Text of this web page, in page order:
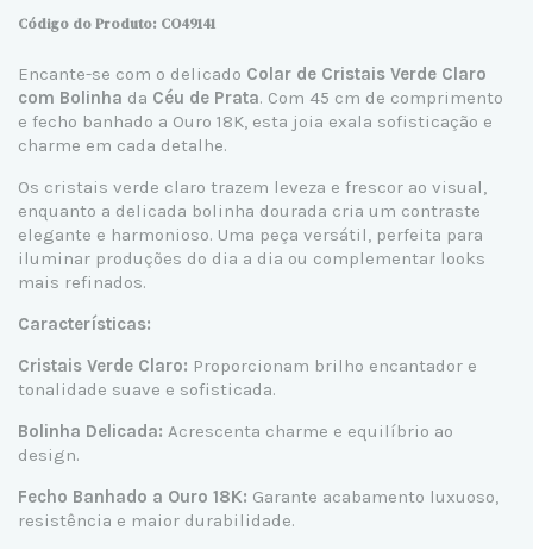
Código do Produto: CO49141
Encante-se com o delicado Colar de Cristais Verde Claro
com Bolinha da Céu de Prata. Com 45 cm de comprimento
e fecho banhado a Ouro 18K, esta joia exala sofisticação e
charme em cada detalhe.
Os cristais verde claro trazem leveza e frescor ao visual,
enquanto a delicada bolinha dourada cria um contraste
elegante e harmonioso. Uma peça versátil, perfeita para
iluminar produções do dia a dia ou complementar looks
mais refinados.
Características:
Cristais Verde Claro: Proporcionam brilho encantador e
tonalidade suave e sofisticada.
Bolinha Delicada: Acrescenta charme e equilíbrio ao
design.
Fecho Banhado a Ouro 18K: Garante acabamento luxuoso,
resistência e maior durabilidade.